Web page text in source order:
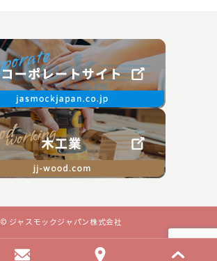
© ジャスモックジャパン株式会社